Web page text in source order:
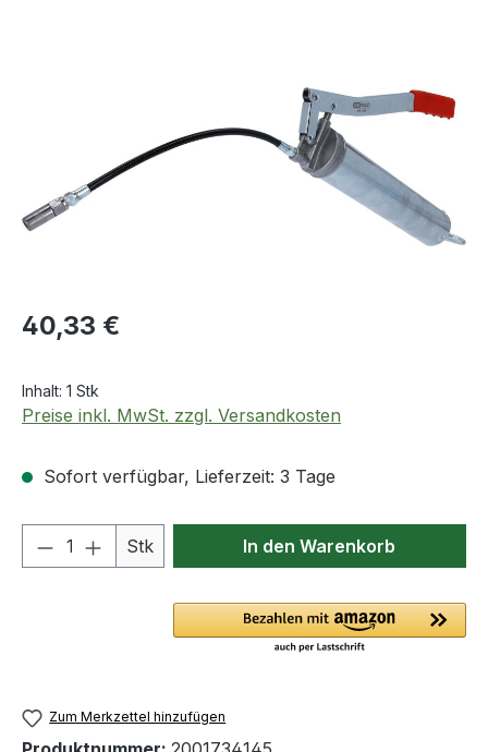
Regulärer Preis:
40,33 €
Inhalt: 1 Stk
Preise inkl. MwSt. zzgl. Versandkosten
Sofort verfügbar, Lieferzeit: 3 Tage
Produkt Anzahl: Gib den
Stk In den Warenkorb
Zum Merkzettel hinzufügen